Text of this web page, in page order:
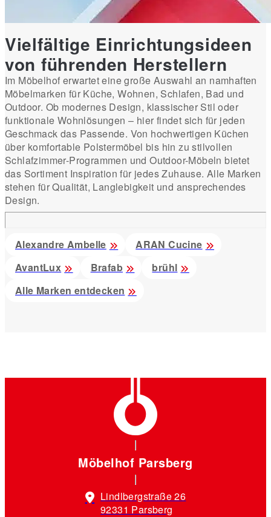
Vielfältige Einrichtungsideen
von führenden Herstellern
Im Möbelhof erwartet eine große Auswahl an namhaften
Möbelmarken für Küche, Wohnen, Schlafen, Bad und
Outdoor. Ob modernes Design, klassischer Stil oder
funktionale Wohnlösungen – hier findet sich für jeden
Geschmack das Passende. Von hochwertigen Küchen
über komfortable Polstermöbel bis hin zu stilvollen
Schlafzimmer-Programmen und Outdoor-Möbeln bietet
das Sortiment Inspiration für jedes Zuhause. Alle Marken
stehen für Qualität, Langlebigkeit und ansprechendes
Design.
Alexandre Ambelle
ARAN Cucine
AvantLux
Brafab
brühl
Alle Marken entdecken
Möbelhof Parsberg
Lindlbergstraße 26
92331 Parsberg